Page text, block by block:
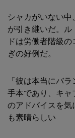
シャカがいない
が引き継いだ。
ドは労働者階級
ぎの好例だ。
「彼は本当にバ
手本であり、キ
のアドバイスを
も素晴らしい